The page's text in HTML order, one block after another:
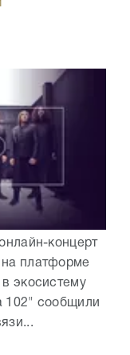
концерт
на платформе
в экосистему
102" сообщили